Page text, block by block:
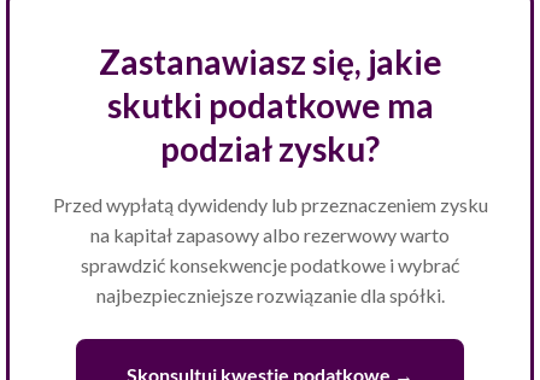
Zastanawiasz się, jakie
skutki podatkowe ma
podział zysku?
Przed wypłatą dywidendy lub przeznaczeniem zysku
na kapitał zapasowy albo rezerwowy warto
sprawdzić konsekwencje podatkowe i wybrać
najbezpieczniejsze rozwiązanie dla spółki.
Skonsultuj kwestie podatkowe →